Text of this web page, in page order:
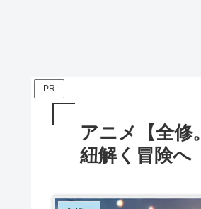
PR
アニメ【全修
紐解く冒険へ